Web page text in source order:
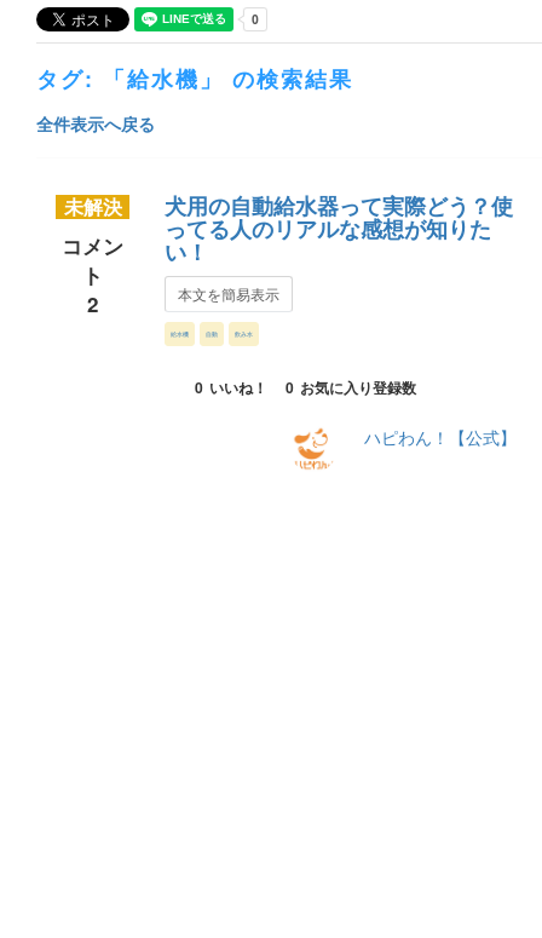
タグ: 「給水機」 の検索結果
全件表示へ戻る
未解決
コメン
ト
2
犬用の自動給水器って実際どう？使
ってる人のリアルな感想が知りた
い！
本文を簡易表示
給水機 自動 飲み水
0 いいね！ 0 お気に入り登録数
ハピわん！【公式】